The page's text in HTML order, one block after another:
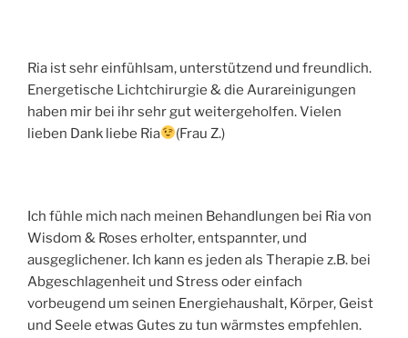
Ria ist sehr einfühlsam, unterstützend und freundlich.
Energetische Lichtchirurgie & die Aurareinigungen
haben mir bei ihr sehr gut weitergeholfen. Vielen
lieben Dank liebe Ria
(Frau Z.)
Ich fühle mich nach meinen Behandlungen bei Ria von
Wisdom & Roses erholter, entspannter, und
ausgeglichener. Ich kann es jeden als Therapie z.B. bei
Abgeschlagenheit und Stress oder einfach
vorbeugend um seinen Energiehaushalt, Körper, Geist
und Seele etwas Gutes zu tun wärmstes empfehlen.